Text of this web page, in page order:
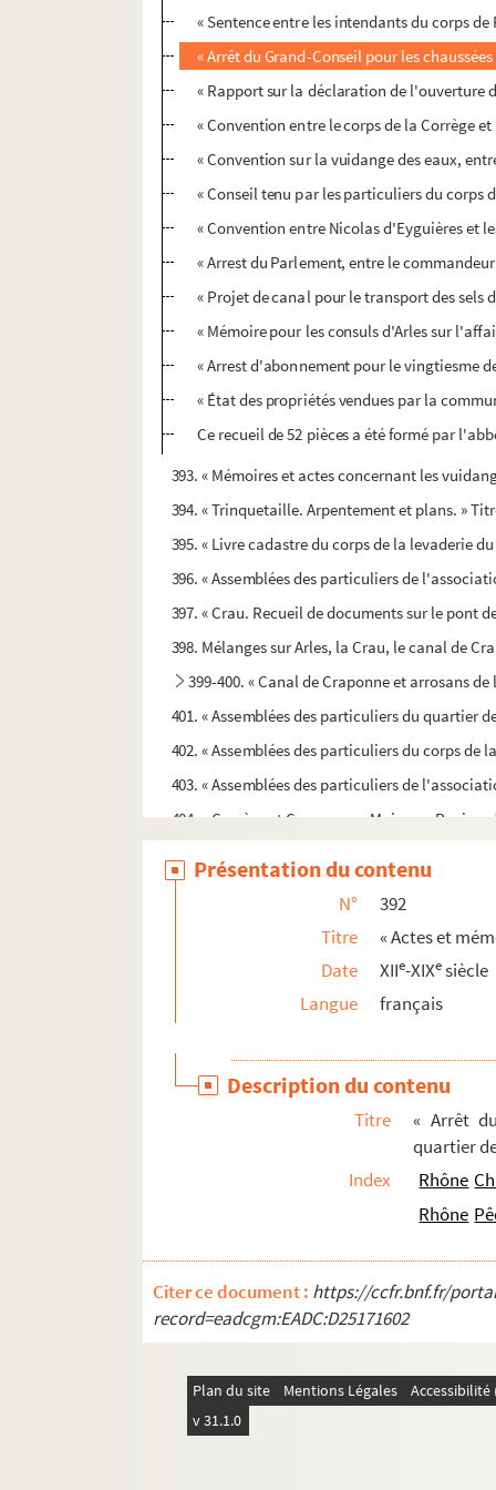
« Sentence entre les intendants du corps
« Arrêt du Grand-Conseil pour les
« Rapport sur la déclaration de l'ouverture
« Convention entre le corps de la Corrège
« Convention sur la vuidange des eaux,
« Conseil tenu par les particuliers du corps
« Convention entre Nicolas d'Eyguières et
« Arrest du Parlement, entre le
« Projet de canal pour le transport des sels
« Mémoire pour les consuls d'Arles sur
« Arrest d'abonnement pour le vingtiesme
« État des propriétés vendues par la
Ce recueil de 52 pièces a été formé par
393. « Mémoires et actes concernant les
394. « Trinquetaille. Arpentement et plans. »
395. « Livre cadastre du corps de la levaderie
396. « Assemblées des particuliers de
397. « Crau. Recueil de documents sur le pont
398. Mélanges sur Arles, la Crau, le canal de
399-400. « Canal de Craponne et arrosans de
401. « Assemblées des particuliers du quartier
402. « Assemblées des particuliers du corps
403. « Assemblées des particuliers de
404. « Corrège et Camargues-Majour. » Papiers
406. « Conseils des particuliers de Couronneau »
411. « Particuliers unis pour l'ouverture de la
412-414. « Recueil de divers parchemins »
415. « Recueil de divers parchemins »
420. Mélanges
421. Papiers personnels de l'abbé Bonnemant
422. Cours de rhétorique, en latin, écrit par
424. « Relations de différents événements
425. « Collège, Académie de belles-lettres,
Présentation du contenu
N°
392
Titre
« Actes et
Date
XIIe-XIXesiècle
Langue
français
Description du contenu
Titre
« Arrêt
quartier
Index
Rhône
Rhône
Citer ce document : https://ccfr.bnf.fr/
record=eadcgm:EADC:D25171602
Plan du site Mentions Légales
v 31.1.0